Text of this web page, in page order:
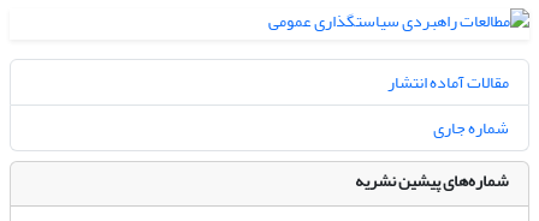
مقالات آماده انتشار
شماره جاری
شماره‌های پیشین نشریه